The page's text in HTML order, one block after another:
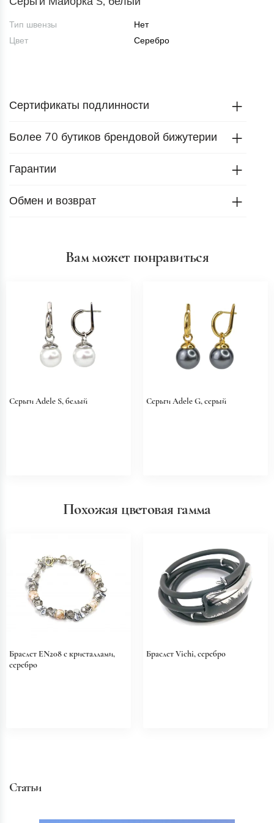
Тип швензы
Нет
Цвет
Серебро
Сертификаты подлинности
Более 70 бутиков брендовой бижутерии
Гарантии
Обмен и возврат
Вам может понравиться
Серьги Adele S, белый Серьги Adele G, серый
Похожая цветовая гамма
Браслет EN208 с кристаллами,
серебро
Браслет Vichi, серебро
Статьи